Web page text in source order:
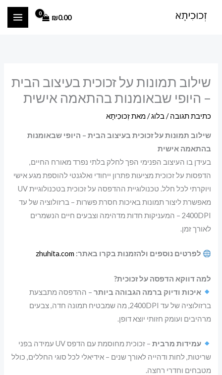
לתוכן
₪0.00
שילוב תמונות על זכוכית בעיצוב הבית
– היופי שבאומנות בהתאמה אישית
כתיבת תגובה /בלוג/ מאתזְכוּכִיתָא
שילוב תמונות על זכוכית בעיצוב הבית – היופי שבאומנות
בהתאמה אישית
בעידן בו העיצוב הפנימי הפך לחלק בלתי נפרד מאורח החיים,
הדפסות על זכוכית מציעות פתרון ייחודי ואלגנטי להוספת מגע אישי
ויוקרתי לכל חלל. טכנולוגיית ההדפסה על זכוכית בטכנולוגיית UV
מאפשרת ליצור תמונות באיכות חסרת פשרות – ברזולוציה של עד
2400DPI – המעניקות חדות מדהימה וצבעים חיים הנשמרים
לאורך זמן.
לפרטים נוספים ולהזמנות בקרו באתר: zhuhita.com
למה דווקא הדפסה על זכוכית?
איכות ודיוק ברמה הגבוהה ביותר – ההדפסה מתבצעת
ברזולוציה של עד 2400DPI, מה שמבטיח תמונה חדה, צבעים
מרהיבים ועומק חזותי יוצא דופן.
עמידות מרבית
– זכוכית מחוסמת עם הדפס UV עמידה בפני
שריטות, לחות ודהייה לאורך שנים – אידיאלי לכל סוגי החללים, כולל
מטבחים וחדרי רחצה.